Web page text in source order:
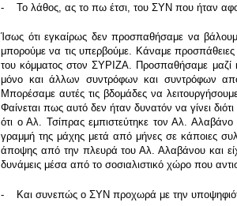
- Το λάθος, ας το πω έτσι, του ΣΥΝ που ήταν
Ίσως ότι εγκαίρως δεν προσπαθήσαμε να
μπορούμε να τις υπερβούμε. Κάναμε
του κόμματος στον ΣΥΡΙΖΑ. Προσπαθήσαμε μαζί
μόνο και άλλων συντρόφων και συντρόφων από
Μπορέσαμε αυτές τις βδομάδες να
Φαίνεται πως αυτό δεν ήταν δυνατόν να γίνει
ότι ο Αλ. Τσίπρας εμπιστεύτηκε τον Αλ.
γραμμή της μάχης μετά από μήνες σε κάποιες
άποψης από την πλευρά του Αλ. Αλαβάνου και
δυνάμεις μέσα από το σοσιαλιστικό χώρο που
- Και συνεπώς ο ΣΥΝ προχωρά με την